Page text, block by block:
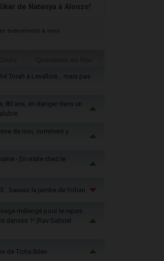
de Natanya à Alonzo!
événements à venir
Torah à Levallois… mais pas
80 ans, en danger dans un
de moi, comment y
- En visite chez le
: Sauvez la jambe de Yohan
mélangé pour le repas
danses ?! (Rav Gabriel
de Ticha Béav